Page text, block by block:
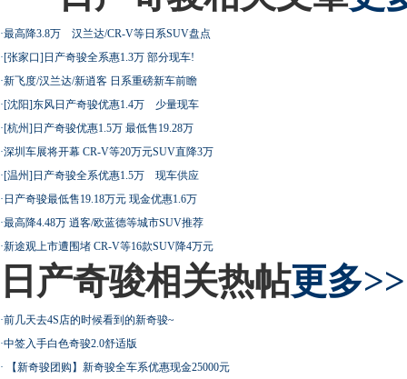
·最高降3.8万 汉兰达/CR-V等日系SUV盘点
·[张家口]日产奇骏全系惠1.3万 部分现车!
·新飞度/汉兰达/新逍客 日系重磅新车前瞻
·[沈阳]东风日产奇骏优惠1.4万 少量现车
·[杭州]日产奇骏优惠1.5万 最低售19.28万
·深圳车展将开幕 CR-V等20万元SUV直降3万
·[温州]日产奇骏全系优惠1.5万 现车供应
· 日产奇骏最低售19.18万元 现金优惠1.6万
·最高降4.48万 逍客/欧蓝德等城市SUV推荐
·新途观上市遭围堵 CR-V等16款SUV降4万元
日产奇骏相关热帖更多>>
·前几天去4S店的时候看到的新奇骏~
·中签入手白色奇骏2.0舒适版
· 【新奇骏团购】新奇骏全车系优惠现金25000元